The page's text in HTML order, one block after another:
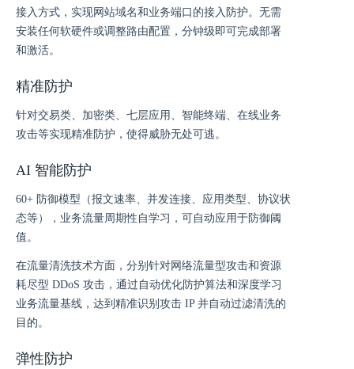
接入方式，实现网站域名和业务端口的接入防护。无需
安装任何软硬件或调整路由配置，分钟级即可完成部署
和激活。
精准防护
针对交易类、加密类、七层应用、智能终端、在线业务
攻击等实现精准防护，使得威胁无处可逃。
AI 智能防护
60+ 防御模型（报文速率、并发连接、应用类型、协议状
态等），业务流量周期性自学习，可自动应用于防御阈
值。
在流量清洗技术方面，分别针对网络流量型攻击和资源
耗尽型 DDoS 攻击，通过自动优化防护算法和深度学习
业务流量基线，达到精准识别攻击 IP 并自动过滤清洗的
目的。
弹性防护